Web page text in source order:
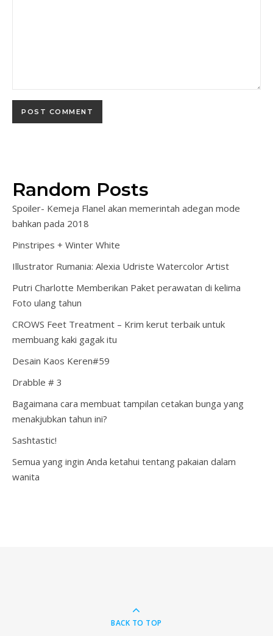
Random Posts
Spoiler- Kemeja Flanel akan memerintah adegan mode
bahkan pada 2018
Pinstripes + Winter White
Illustrator Rumania: Alexia Udriste Watercolor Artist
Putri Charlotte Memberikan Paket perawatan di kelima
Foto ulang tahun
CROWS Feet Treatment – Krim kerut terbaik untuk
membuang kaki gagak itu
Desain Kaos Keren#59
Drabble # 3
Bagaimana cara membuat tampilan cetakan bunga yang
menakjubkan tahun ini?
Sashtastic!
Semua yang ingin Anda ketahui tentang pakaian dalam
wanita
BACK TO TOP